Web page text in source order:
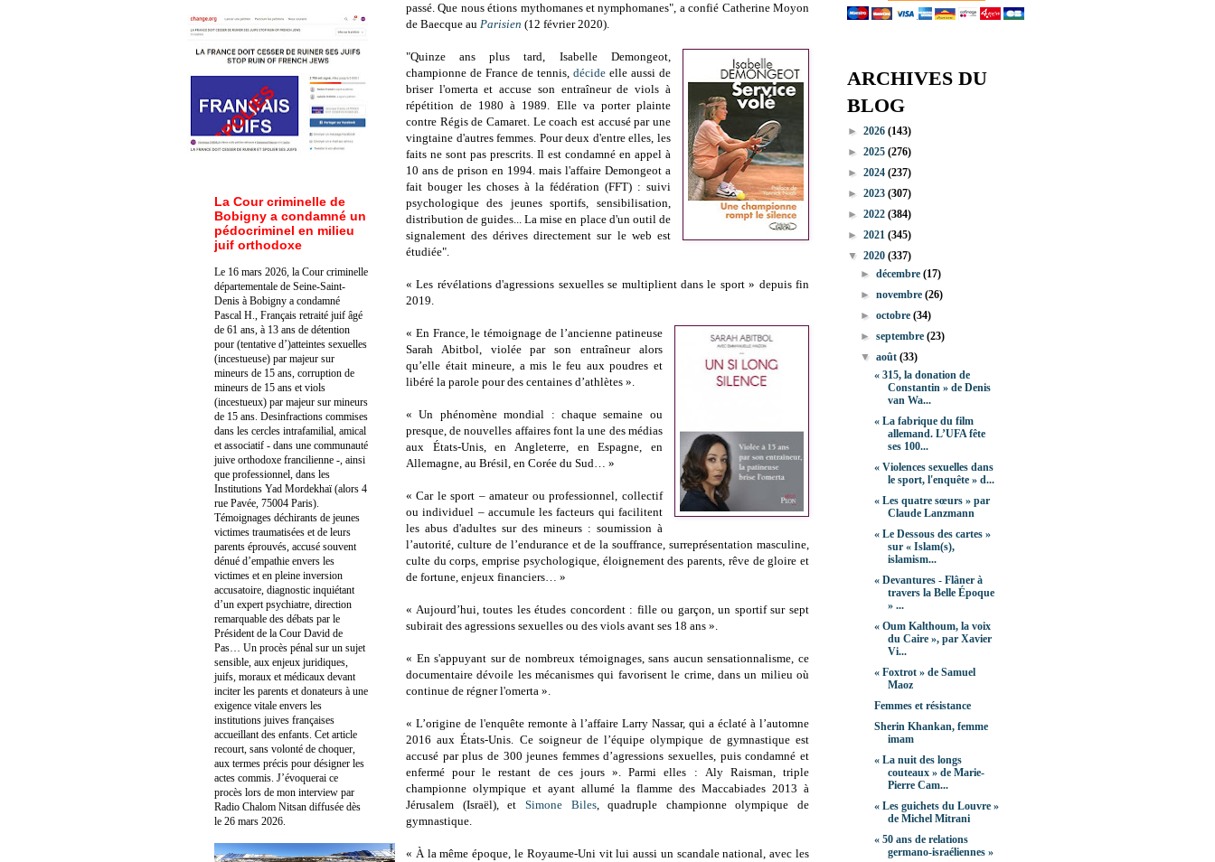
passé. Que nous étions mythomanes et nymphomanes", a confié Catherine Moyon
de Baecque au Parisien (12 février 2020).
"Quinze ans plus tard, Isabelle Demongeot,
championne de France de tennis, décideelle aussi de
briser l'omerta et accuse son entraîneur de viols à
répétition de 1980 à 1989. Elle va porter plainte
contre Régis de Camaret. Le coach est accusé par une
vingtaine d'autres femmes. Pour deux d'entre elles, les
faits ne sont pas prescrits. Il est condamné en appel à
10 ans de prison en 1994. mais l'affaire Demongeot a
fait bouger les choses à la fédération (FFT) : suivi
psychologique des jeunes sportifs, sensibilisation,
distribution de guides... La mise en place d'un outil de
signalement des dérives directement sur le web est
étudiée".
« Les révélations d'agressions sexuelles se multiplient dans le sport » depuis fin
2019.
« En France, le témoignage de l’ancienne patineuse
Sarah Abitbol, violée par son entraîneur alors
qu’elle était mineure, a mis le feu aux poudres et
libéré la parole pour des centaines d’athlètes ».
« Un phénomène mondial : chaque semaine ou
presque, de nouvelles affaires font la une des médias
aux États-Unis, en Angleterre, en Espagne, en
Allemagne, au Brésil, en Corée du Sud… »
« Car le sport – amateur ou professionnel, collectif
ou individuel – accumule les facteurs qui facilitent
les abus d'adultes sur des mineurs : soumission à
l’autorité, culture de l’endurance et de la souffrance, surreprésentation masculine,
culte du corps, emprise psychologique, éloignement des parents, rêve de gloire et
de fortune, enjeux financiers… »
« Aujourd’hui, toutes les études concordent : fille ou garçon, un sportif sur sept
subirait des agressions sexuelles ou des viols avant ses 18 ans ».
« En s'appuyant sur de nombreux témoignages, sans aucun sensationnalisme, ce
documentaire dévoile les mécanismes qui favorisent le crime, dans un milieu où
continue de régner l'omerta ».
« L’origine de l'enquête remonte à l’affaire Larry Nassar, qui a éclaté à l’automne
2016 aux États-Unis. Ce soigneur de l’équipe olympique de gymnastique est
accusé par plus de 300 jeunes femmes d’agressions sexuelles, puis condamné et
enfermé pour le restant de ces jours ». Parmi elles : Aly Raisman, triple
championne olympique et ayant allumé la flamme des Maccabiades 2013 à
Jérusalem (Israël), et Simone Biles, quadruple championne olympique de
gymnastique.
« À la même époque, le Royaume-Uni vit lui aussi un scandale national, avec les
La Cour criminelle de
Bobigny a condamné un
pédocriminel en milieu
juif orthodoxe
Le 16 mars 2026, la Cour criminelle
départementale de Seine-Saint-
Denis à Bobigny a condamné
Pascal H., Français retraité juif âgé
de 61 ans, à 13 ans de détention
pour (tentative d’)atteintes sexuelles
(incestueuse) par majeur sur
mineurs de 15 ans, corruption de
mineurs de 15 ans et viols
(incestueux) par majeur sur mineurs
de 15 ans. Desinfractions commises
dans les cercles intrafamilial, amical
et associatif - dans une communauté
juive orthodoxe francilienne -, ainsi
que professionnel, dans les
Institutions Yad Mordekhaï (alors 4
rue Pavée, 75004 Paris).
Témoignages déchirants de jeunes
victimes traumatisées et de leurs
parents éprouvés, accusé souvent
dénué d’empathie envers les
victimes et en pleine inversion
accusatoire, diagnostic inquiétant
d’un expert psychiatre, direction
remarquable des débats par le
Président de la Cour David de
Pas… Un procès pénal sur un sujet
sensible, aux enjeux juridiques,
juifs, moraux et médicaux devant
inciter les parents et donateurs à une
exigence vitale envers les
institutions juives françaises
accueillant des enfants. Cet article
recourt, sans volonté de choquer,
aux termes précis pour désigner les
actes commis. J’évoquerai ce
procès lors de mon interview par
Radio Chalom Nitsan diffusée dès
le 26 mars 2026.
ARCHIVES DU
BLOG
► 2026 (143)
► 2025 (276)
► 2024 (237)
► 2023 (307)
► 2022 (384)
► 2021 (345)
▼ 2020 (337)
►décembre(17)
►novembre(26)
►octobre(34)
►septembre(23)
▼août(33)
« 315, la donation de
Constantin » de Denis
van Wa...
« La fabrique du film
allemand. L’UFA fête
ses 100...
« Violences sexuelles dans
le sport, l'enquête » d...
« Les quatre sœurs » par
Claude Lanzmann
« Le Dessous des cartes »
sur « Islam(s),
islamism...
« Devantures - Flâner à
travers la Belle Époque
» ...
« Oum Kalthoum, la voix
du Caire », par Xavier
Vi...
« Foxtrot » de Samuel
Maoz
Femmes et résistance
Sherin Khankan, femme
imam
« La nuit des longs
couteaux » de Marie-
Pierre Cam...
« Les guichets du Louvre »
de Michel Mitrani
« 50 ans de relations
germano-israéliennes »